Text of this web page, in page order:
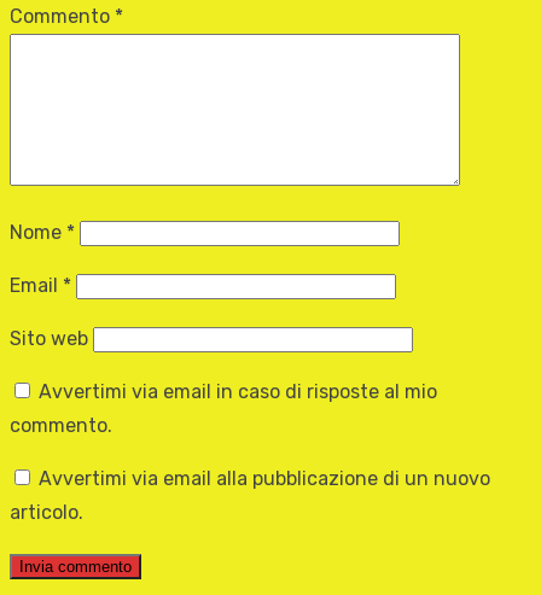
Commento *
Nome *
Email *
Sito web
Avvertimi via email in caso di risposte al mio
commento.
Avvertimi via email alla pubblicazione di un nuovo
articolo.